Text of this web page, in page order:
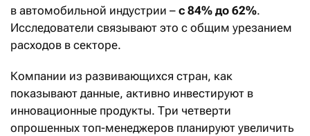
в автомобильной индустрии – с 84% до 62%.
Исследователи связывают это с общим урезанием
расходов в секторе.
Компании из развивающихся стран, как
показывают данные, активно инвестируют в
инновационные продукты. Три четверти
опрошенных топ-менеджеров планируют увеличить